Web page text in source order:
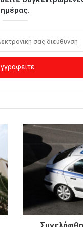
ημέρας.